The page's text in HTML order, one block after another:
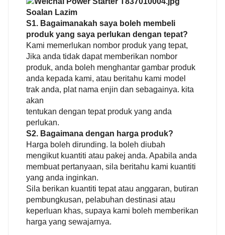
Soalan Lazim
S1. Bagaimanakah saya boleh membeli
produk yang saya perlukan dengan tepat?
Kami memerlukan nombor produk yang tepat,
Jika anda tidak dapat memberikan nombor
produk, anda boleh menghantar gambar produk
anda kepada kami, atau beritahu kami model
trak anda, plat nama enjin dan sebagainya. kita
akan
tentukan dengan tepat produk yang anda
perlukan.
S2. Bagaimana dengan harga produk?
Harga boleh dirunding. Ia boleh diubah
mengikut kuantiti atau pakej anda. Apabila anda
membuat pertanyaan, sila beritahu kami kuantiti
yang anda inginkan.
Sila berikan kuantiti tepat atau anggaran, butiran
pembungkusan, pelabuhan destinasi atau
keperluan khas, supaya kami boleh memberikan
harga yang sewajarnya.